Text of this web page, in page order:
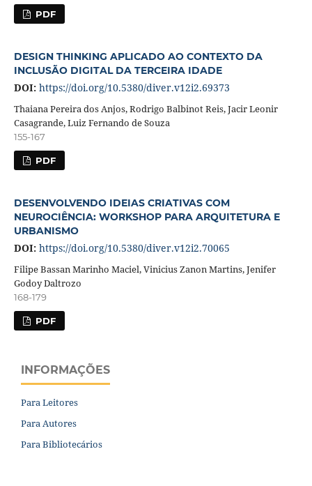
PDF
DESIGN THINKING APLICADO AO CONTEXTO DA
INCLUSÃO DIGITAL DA TERCEIRA IDADE
DOI: https://doi.org/10.5380/diver.v12i2.69373
Thaiana Pereira dos Anjos, Rodrigo Balbinot Reis, Jacir Leonir
Casagrande, Luiz Fernando de Souza
155-167
PDF
DESENVOLVENDO IDEIAS CRIATIVAS COM
NEUROCIÊNCIA: WORKSHOP PARA ARQUITETURA E
URBANISMO
DOI: https://doi.org/10.5380/diver.v12i2.70065
Filipe Bassan Marinho Maciel, Vinicius Zanon Martins, Jenifer
Godoy Daltrozo
168-179
PDF
INFORMAÇÕES
Para Leitores
Para Autores
Para Bibliotecários